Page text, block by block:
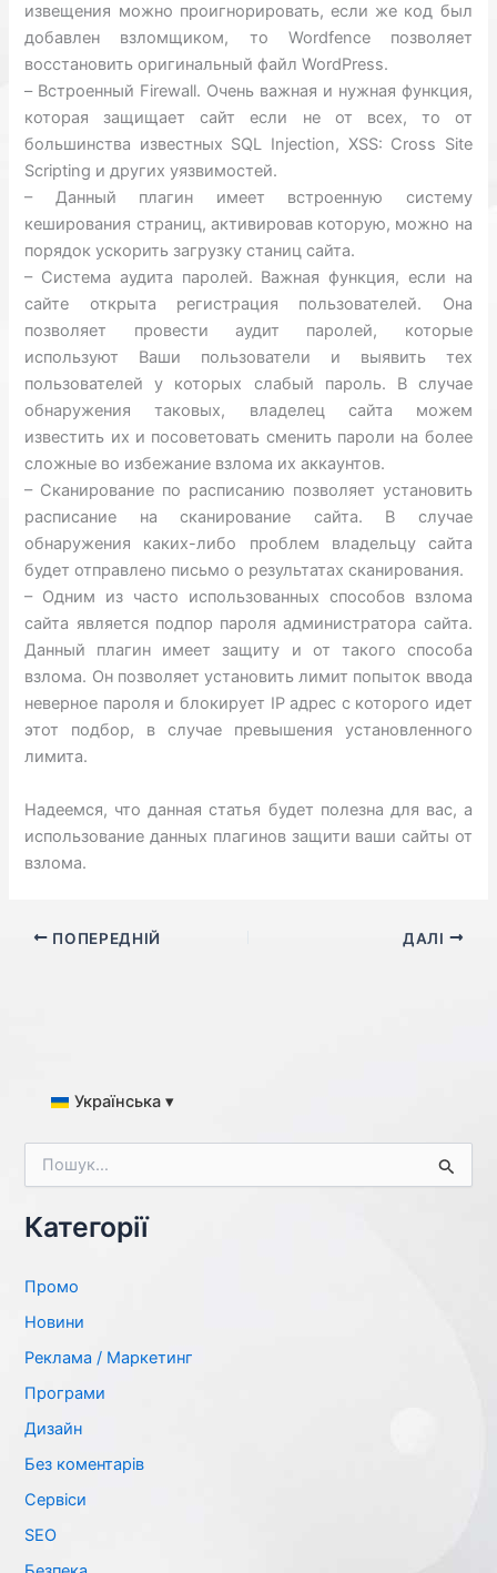
извещения можно проигнорировать, если же код был
добавлен взломщиком, то Wordfence позволяет
восстановить оригинальный файл WordPress.
– Встроенный Firewall. Очень важная и нужная функция,
которая защищает сайт если не от всех, то от
большинства известных SQL Injection, XSS: Cross Site
Scripting и других уязвимостей.
– Данный плагин имеет встроенную систему
кеширования страниц, активировав которую, можно на
порядок ускорить загрузку станиц сайта.
– Система аудита паролей. Важная функция, если на
сайте открыта регистрация пользователей. Она
позволяет провести аудит паролей, которые
используют Ваши пользователи и выявить тех
пользователей у которых слабый пароль. В случае
обнаружения таковых, владелец сайта можем
известить их и посоветовать сменить пароли на более
сложные во избежание взлома их аккаунтов.
– Сканирование по расписанию позволяет установить
расписание на сканирование сайта. В случае
обнаружения каких-либо проблем владельцу сайта
будет отправлено письмо о результатах сканирования.
– Одним из часто использованных способов взлома
сайта является подпор пароля администратора сайта.
Данный плагин имеет защиту и от такого способа
взлома. Он позволяет установить лимит попыток ввода
неверное пароля и блокирует IP адрес с которого идет
этот подбор, в случае превышения установленного
лимита.
Надеемся, что данная статья будет полезна для вас, а
использование данных плагинов защити ваши сайты от
взлома.
ПОПЕРЕДНІЙ ДАЛІ
Українська ▾
а
т
:
Категорії
Промо
Новини
Реклама / Маркетинг
Програми
Дизайн
Без коментарів
Сервіси
SЕО